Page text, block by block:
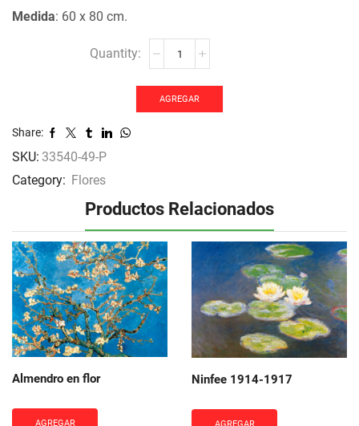
Medida: 60 x 80 cm.
AGREGAR
Share:
SKU: 33540-49-P
Category: Flores
Productos Relacionados
Almendro en flor
AGREGAR
Ninfee 1914-1917
AGREGAR